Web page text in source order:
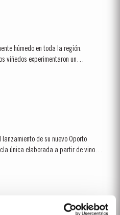
húmedo en toda la región.
viñedos experimentaron un
de 75% en comparación con el
A pesar del flaco comienzo, la
lanzamiento de su nuevo Oporto
única elaborada a partir de vinos
Taylor's del valle del Pinhão y
valle del Duero es una de las